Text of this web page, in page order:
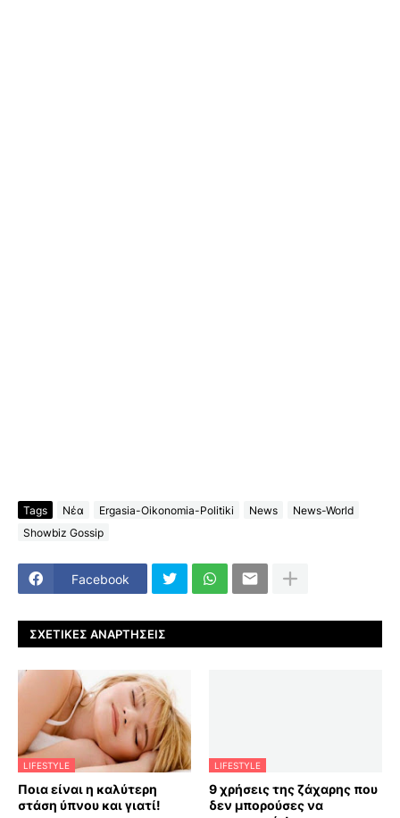
Tags Νέα Ergasia-Oikonomia-Politiki News
News-World
Showbiz Gossip
Facebook
ΣΧΕΤΙΚΈΣ ΑΝΑΡΤΉΣΕΙΣ
LIFESTYLE
Ποια είναι η καλύτερη
στάση ύπνου και γιατί!
LIFESTYLE
9 χρήσεις της ζάχαρης που
δεν μπορούσες να